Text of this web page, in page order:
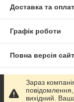
Доставка та
Графік роботи
Повна версія
Сайт створено
Зараз
повідомлення,
вихідний.